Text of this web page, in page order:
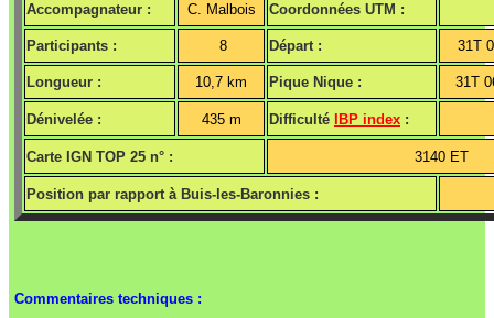
Accompagnateur : C. Malbois Coordonnées UTM :
Participants : 8 Départ : 31T
Longueur : 10,7 km Pique Nique : 31T
Dénivelée : 435 m Difficulté IBP index :
Carte IGN TOP 25 n° : 3140 ET
Position par rapport à Buis-les-Baronnies :
Commentaires techniques :